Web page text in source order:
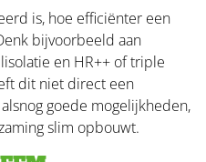
is, hoe efficiënter een
bijvoorbeeld aan
en HR++ of triple
dit niet direct een
goede mogelijkheden,
slim opbouwt.